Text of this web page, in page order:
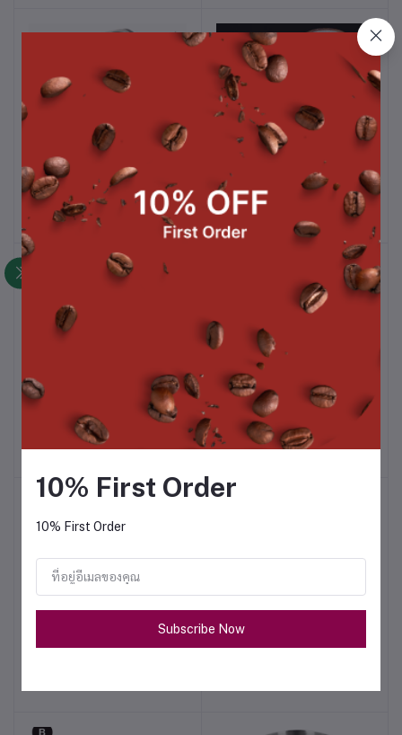
หยิบใส่ตะกร้า
Counter Top Pitcher
Rinser (F)
฿5,600.00
หยิบใส่ตะกร้า
Tamper Barista Space
Drip Kettle Barista Space
฿1,450.00
หยิบใส่ตะกร้า
Pitcher Rinser (H)
฿4,200.00
PITCHER RINSER - F PITCHER RINSER - G
10% First Order
10% First Order
Subscribe Now